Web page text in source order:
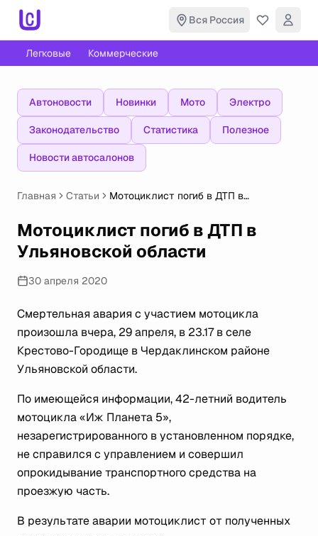
Вся Россия
Легковые Коммерческие
Автоновости Новинки Мото Электро
Законодательство Статистика Полезное
Новости автосалонов
Главная Статьи
Мотоциклист погиб в ДТП в
Мотоциклист погиб в ДТП в
Ульяновской области
30 апреля 2020
Смертельная авария с участием мотоцикла
произошла вчера, 29 апреля, в 23.17 в селе
Крестово-Городище в Чердаклинском районе
Ульяновской области.
По имеющейся информации, 42-летний водитель
мотоцикла «Иж Планета 5»,
незарегистрированного в установленном порядке,
не справился с управлением и совершил
опрокидывание транспортного средства на
проезжую часть.
В результате аварии мотоциклист от полученных